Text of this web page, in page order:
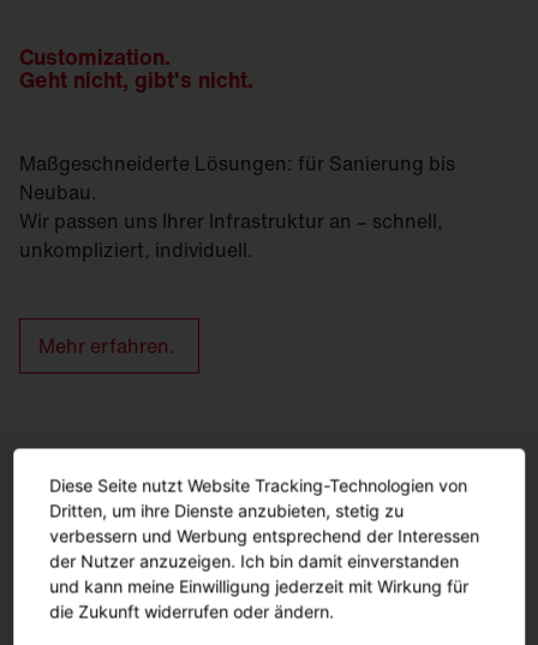
Customization.
Geht nicht, gibt's nicht.
Maßgeschneiderte Lösungen: für Sanierung bis
Neubau.
Wir passen uns Ihrer Infrastruktur an – schnell,
unkompliziert, individuell.
Mehr erfahren.
Steuerung
Licht in einer flexiblen digitalen Infrastruktur mit
Diese Seite nutzt Website Tracking-Technologien von
Dritten, um ihre Dienste anzubieten, stetig zu
verbessern und Werbung entsprechend der Interessen
der Nutzer anzuzeigen. Ich bin damit einverstanden
und kann meine Einwilligung jederzeit mit Wirkung für
die Zukunft widerrufen oder ändern.